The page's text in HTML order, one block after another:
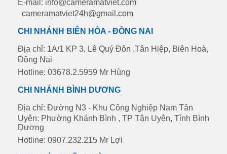
E-mail: info@cameramatviet.com
cameramatviet24h@gmail.com
CHI NHÁNH BIÊN HÒA - ĐỒNG NAI
Địa chỉ: 1A/1 KP 3, Lê Quý Đôn ,Tân Hiệp, Biên Hoà,
Đồng Nai
Hotline: 03678.2.5959 Mr Hùng
CHI NHÁNH BÌNH DƯƠNG
Địa chỉ: Đường N3 - Khu Công Nghiệp Nam Tân
Uyên: Phường Khánh Bình , TP Tân Uyên, Tỉnh Bình
Dương
Hotline: 0907.232.215 Mr Lợi